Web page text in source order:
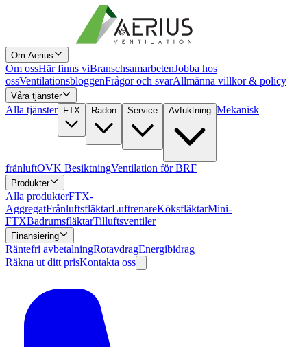
Om Aerius
Om ossHär finns viBranschsamarbetenJobba hos
ossVentilationsbloggenFrågor och svarAllmänna villkor & policy
Våra tjänster
Alla tjänster FTX Radon Service Avfuktning Mekanisk
frånluftOVK BesiktningVentilation för BRF
Produkter
Alla produkterFTX-
AggregatFrånluftsfläktarLuftrenareKöksfläktarMini-
FTXBadrumsfläktarTilluftsventiler
Finansiering
Räntefri avbetalningRotavdragEnergibidrag
Räkna ut ditt prisKontakta oss